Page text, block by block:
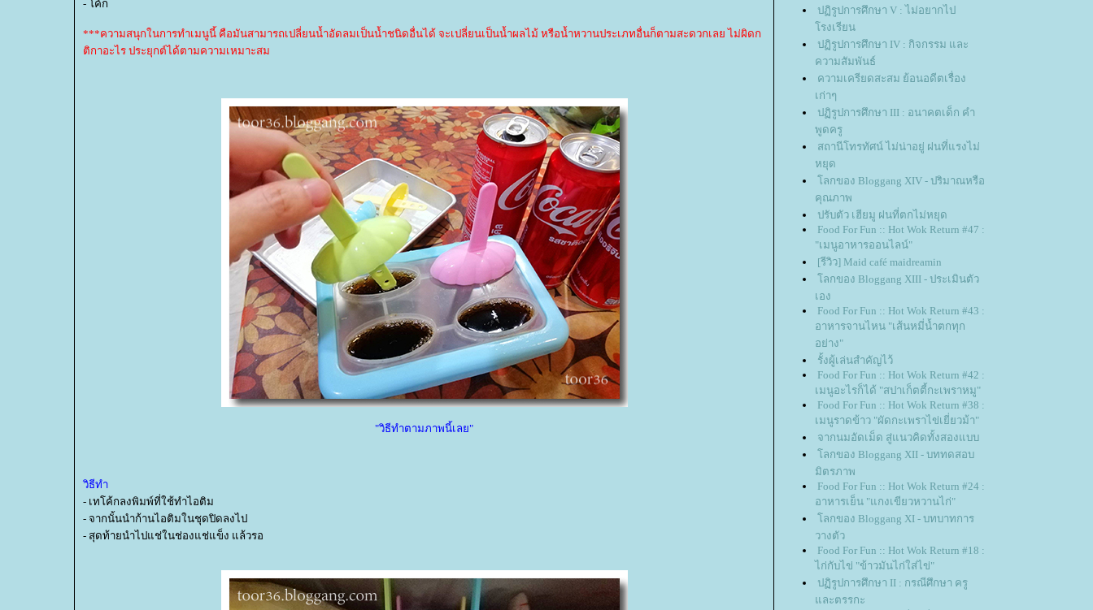
- โค้ก
***ความสนุกในการทำเมนูนี้ คือมันสามารถเปลี่ยนน้ำอัดลมเป็นน้ำชนิดอื่นได้ จะเปลี่ยนเป็นน้ำผลไม้ หรือน้ำหวานประเภทอื่นก็ตามสะดวกเลย ไม่ผิดก
ติกาอะไร ประยุกต์ได้ตามความเหมาะสม
"วิธีทำตามภาพนี้เลย"
วิธีทำ
- เทโค้กลงพิมพ์ที่ใช้ทำไอติม
- จากนั้นนำก้านไอติมในชุดปิดลงไป
- สุดท้ายนำไปแช่ในช่องแช่แข็ง แล้วรอ
ปฏิรูปการศึกษา V : ไม่อยากไป
รงเรียน
ปฏิรูปการศึกษา IV : กิจกรรม และ
ความสัมพันธ์
ความเครียดสะสม ย้อนอดีตเรื่อง
เก่าๆ
ปฏิรูปการศึกษา III : อนาคตเด็ก คำ
พูดครู
สถานีโทรทัศน์ ไม่น่าอยู่ ฝนที่แรงไม่
หยุด
ลกของ Bloggang XIV - ปริมาณหรือ
คุณภาพ
ปรับตัว เฮียมู ฝนที่ตกไม่หยุด
Food For Fun :: Hot Wok Return #47 :
"เมนูอาหารออนไลน์"
[รีวิว] Maid café maidreamin
ลกของ Bloggang XIII - ประเมินตัว
เอง
Food For Fun :: Hot Wok Return #43 :
อาหารจานไหน "เส้นหมี่น้ำตกทุก
อย่าง"
รั้งผู้เล่นสำคัญไว้
Food For Fun :: Hot Wok Return #42 :
เมนูอะไรก็ได้ "สปาเก็ตตี้กะเพราหมู"
Food For Fun :: Hot Wok Return #38 :
เมนูราดข้าว "ผัดกะเพราไข่เยี่ยวม้า"
จากนมอัดเม็ด สู่แนวคิดทั้งสองแบบ
ลกของ Bloggang XII - บททดสอบ
มิตรภาพ
Food For Fun :: Hot Wok Return #24 :
อาหารเย็น "แกงเขียวหวานไก่"
ลกของ Bloggang XI - บทบาทการ
วางตัว
Food For Fun :: Hot Wok Return #18 :
ไก่กับไข่ "ข้าวมันไก่ใส่ไข่"
ปฏิรูปการศึกษา II : กรณีศึกษา ครู
ละตรรกะ